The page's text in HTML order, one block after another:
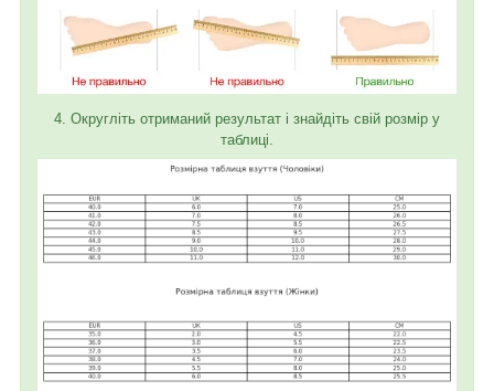
4. Округліть отриманий результат і знайдіть свій розмір у
таблиці.